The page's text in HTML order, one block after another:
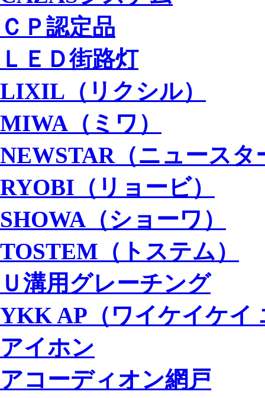
ＣＰ認定品
ＬＥＤ街路灯
LIXIL（リクシル）
MIWA（ミワ）
NEWSTAR（ニュースタ
RYOBI（リョービ）
SHOWA（ショーワ）
TOSTEM（トステム）
Ｕ溝用グレーチング
YKK AP（ワイケイケイ
アイホン
アコーディオン網戸